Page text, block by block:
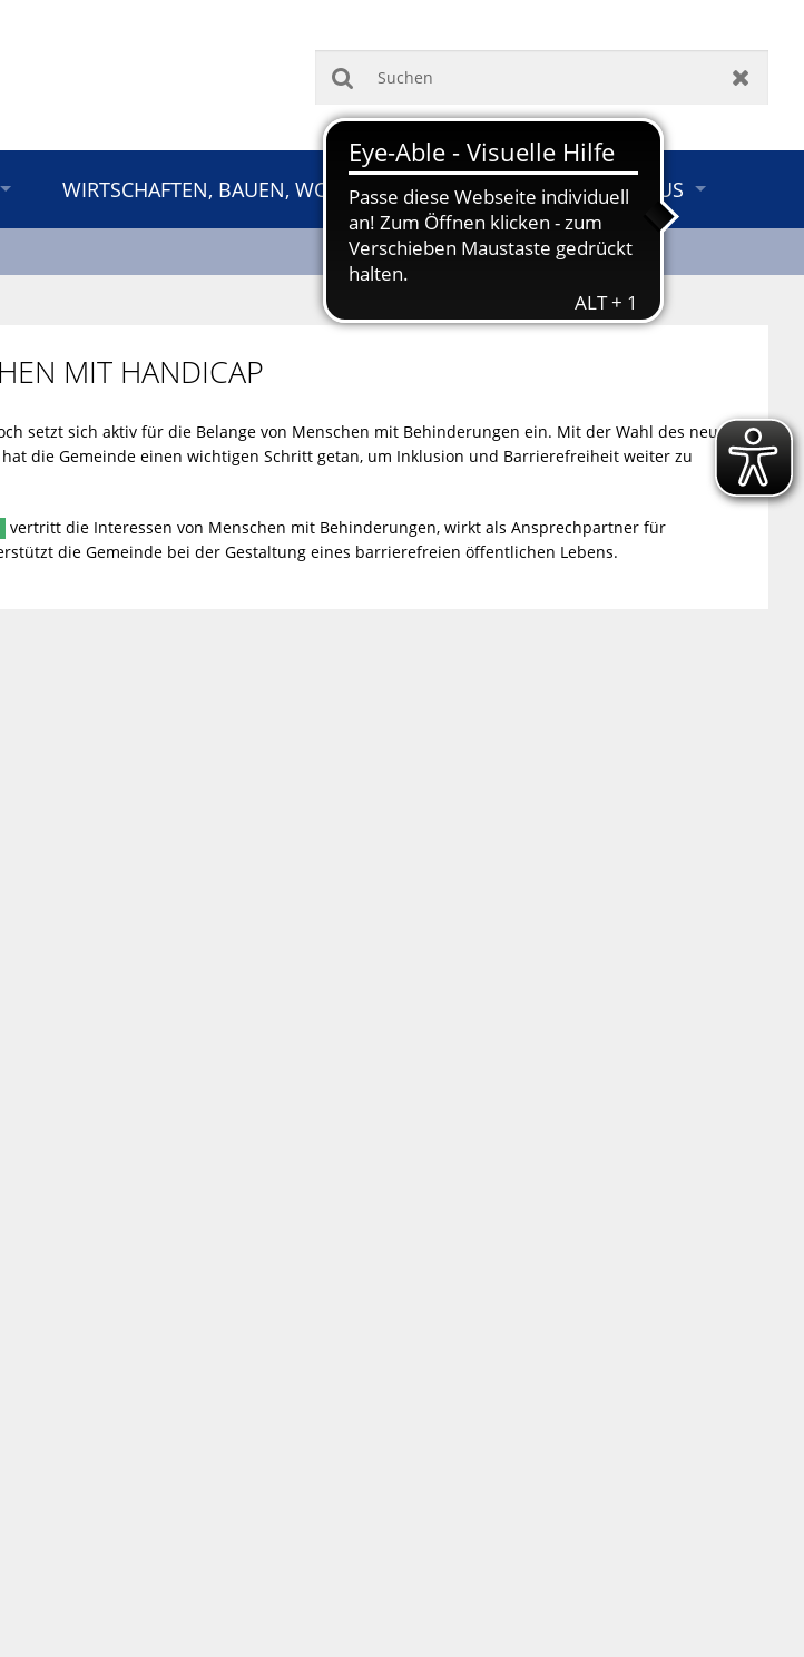
Suchen
WIRTSCHAFTEN, BAUEN, WOHNEN & UMWELT TOURISMUS
MIT HANDICAP
setzt sich aktiv für die Belange von Menschen mit Behinderungen ein. Mit der Wahl des neuen
die Gemeinde einen wichtigen Schritt getan, um Inklusion und Barrierefreiheit weiter zu
vertritt die Interessen von Menschen mit Behinderungen, wirkt als Ansprechpartner für
die Gemeinde bei der Gestaltung eines barrierefreien öffentlichen Lebens.